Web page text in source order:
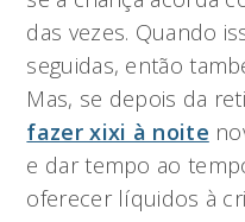
das vezes. Quando
seguidas, então
Mas, se depois da
fazer xixi à noite
e dar tempo ao
oferecer líquidos à